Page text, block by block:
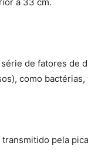
de fatores de
como bactérias,
pela